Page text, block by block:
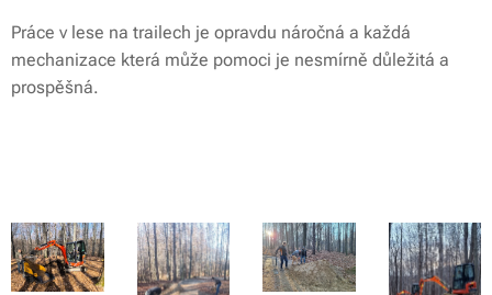
Práce v lese na trailech je opravdu náročná a každá
mechanizace která může pomoci je nesmírně důležitá a
prospěšná.